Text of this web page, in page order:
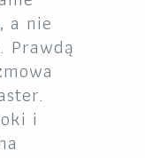
a nie
Prawdą
i